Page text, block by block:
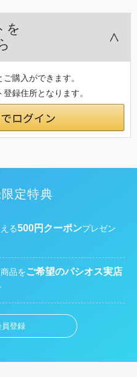
を
購入ができます。
録住所となります。
定特典
る500円クーポンプレゼン
品をご希望のパシオス実店
員登録